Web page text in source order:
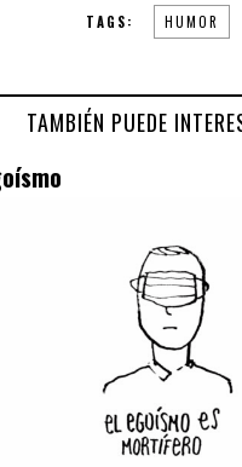
TAGS: HUMOR
TAMBIÉN PUEDE